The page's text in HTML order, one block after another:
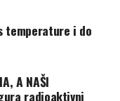
temperature i do
A NAŠI
gura radioaktivni